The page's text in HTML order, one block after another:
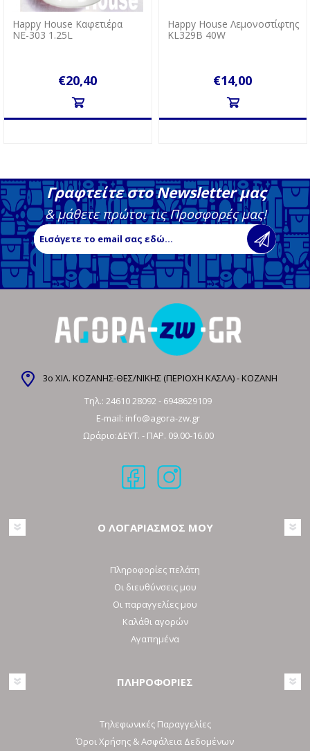
Happy House Καφετιέρα
ΝΕ-303 1.25L
€20,40
Happy House Λεμονοστίφτης
KL329B 40W
€14,00
Γραφτείτε στο Newsletter μας
& μάθετε πρώτοι τις Προσφορές μας!
3ο ΧΙΛ. ΚΟΖΑΝΗΣ-ΘΕΣ/ΝΙΚΗΣ (ΠΕΡΙΟΧΗ ΚΑΣΛΑ) - ΚΟΖΑΝΗ
Τηλ.: 24610 28092- 6948629109
E-mail: info@agora-zw.gr
Ωράριο:ΔΕΥΤ. - ΠΑΡ. 09.00-16.00
Ο ΛΟΓΑΡΙΑΣΜΟΣ ΜΟΥ
Πληροφορίες πελάτη
Οι διευθύνσεις μου
Οι παραγγελίες μου
Καλάθι αγορών
Αγαπημένα
ΠΛΗΡΟΦΟΡΙΕΣ
Τηλεφωνικές Παραγγελίες
Όροι Χρήσης & Ασφάλεια Δεδομένων